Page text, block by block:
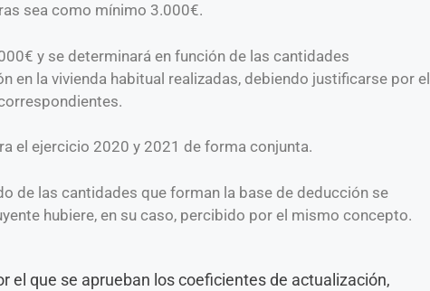
sea como mínimo 3.000€.
y se determinará en función de las cantidades
en la vivienda habitual realizadas, debiendo justificarse por el
el ejercicio 2020 y 2021 de forma conjunta.
de las cantidades que forman la base de deducción se
hubiere, en su caso, percibido por el mismo concepto.
el que se aprueban los coeficientes de actualización,